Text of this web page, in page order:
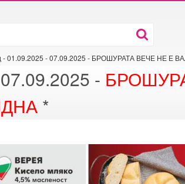
- 01.09.2025 - 07.09.2025 - БРОШУРАТА ВЕЧЕ НЕ Е
-
*